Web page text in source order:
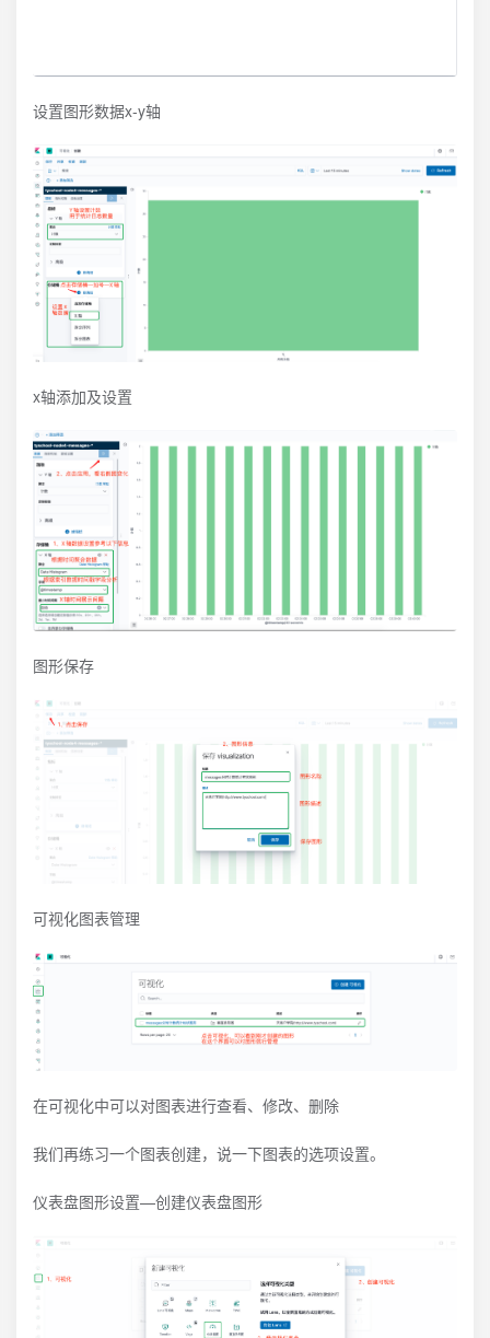
设置图形数据x-y轴
x轴添加及设置
图形保存
可视化图表管理
在可视化中可以对图表进行查看、修改、删除
我们再练习一个图表创建，说一下图表的选项设置。
仪表盘图形设置—创建仪表盘图形